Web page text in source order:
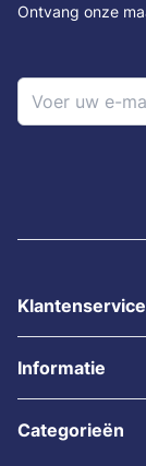
Ontvang onze
Klantenservice
Informatie
Categorieën